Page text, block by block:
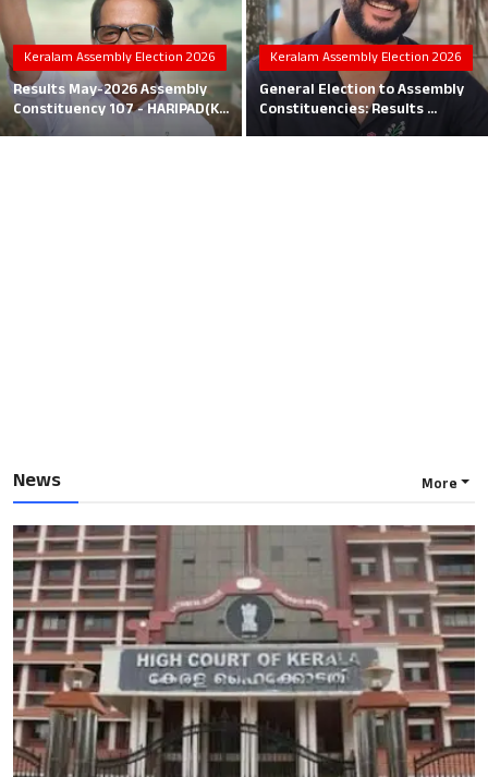
Tutorials
Malayalam
Keralam Assembly Election 2026
Results May-2026 Assembly
Constituency 107 - HARIPAD(K...
Keralam Assembly Election 2026
General Election to Assembly
Constituencies: Results ...
News More